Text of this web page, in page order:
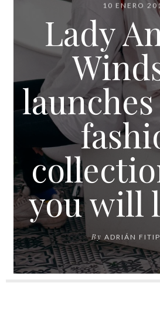
10 ENERO
Lady
you will
By ADRIÁN